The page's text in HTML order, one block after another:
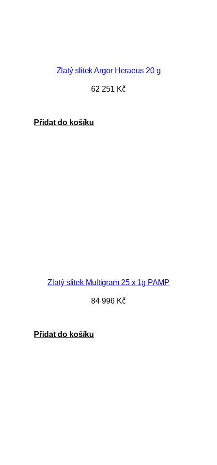
Zlatý slitek Argor Heraeus 20 g
62 251 Kč
Přidat do košíku
Zlatý slitek Multigram 25 x 1g PAMP
84 996 Kč
Přidat do košíku